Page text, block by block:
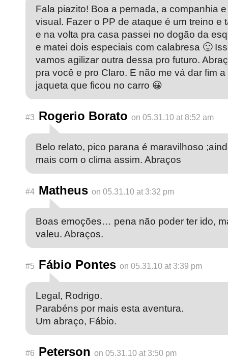
Fala piazito! Boa a pernada, a companhia
visual. Fazer o PP de ataque é um treino e
e na volta pra casa passei no dogão da
e matei dois especiais com calabresa 🙂
vamos agilizar outra dessa pro futuro.
pra você e pro Claro. E não me vá dar fim a
jaqueta que ficou no carro 😀
#3 Rogerio Borato on 05.31.10 at 8:52 am
Belo relato, pico parana é maravilhoso
mais com o clima assim. Abraços
#4 Matheus on 05.31.10 at 3:32 pm
Boas emoções… pena não poder ter ido,
valeu. Abraços.
#5 Fábio Pontes on 05.31.10 at 3:39 pm
Legal, Rodrigo.
Parabéns por mais esta aventura.
Um abraço, Fábio.
#6 Peterson on 05.31.10 at 3:50 pm